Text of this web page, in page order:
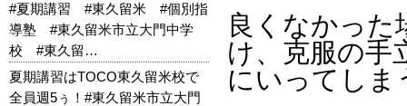
良くなかった
け、克服の手
にいってしま
#夏期講習 #東久留米 #個別指
導塾 #東久留米市立大門中学
校 #東久留…
夏期講習はTOCO東久留米校で
全員週5ぅ！#東久留米市立大門